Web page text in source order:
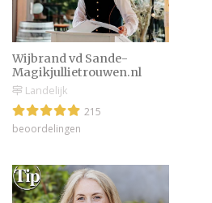
Wijbrand vd Sande-
Magikjullietrouwen.nl
Landelijk
215
beoordelingen